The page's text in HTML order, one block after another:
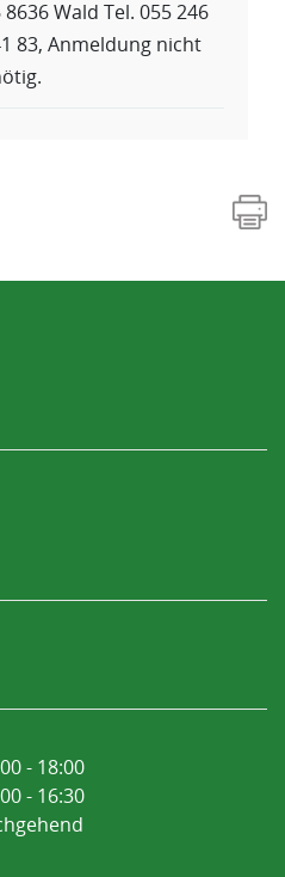
8636 Wald Tel. 055 246
83, Anmeldung nicht
- 18:00
- 16:30